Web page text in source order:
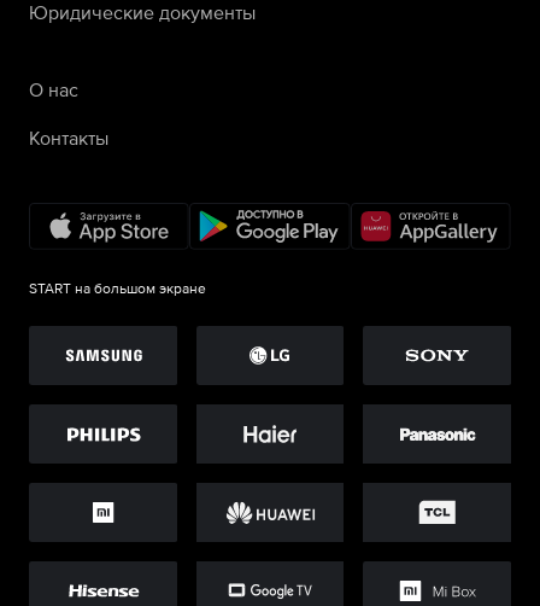
Юридические документы
О нас
Контакты
START на большом экране